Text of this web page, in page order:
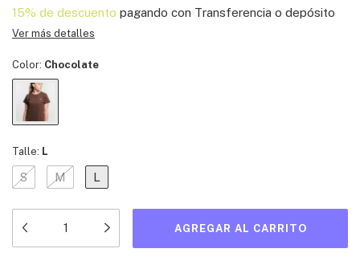
15% de descuento pagando con Transferencia o depósito
Ver más detalles
Color: Chocolate
Talle: L
S M L